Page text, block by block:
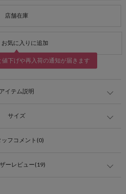
店舗在庫
お気に入りに追加
下げや再入荷の通知が届きます
アイテム説明
サイズ
ッフコメント(0)
ーレビュー(19)